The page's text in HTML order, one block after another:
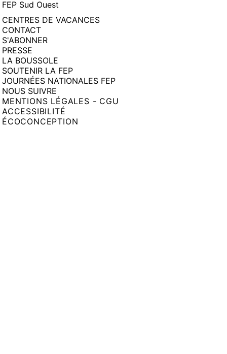
FEP Sud Ouest
CENTRES DE VACANCES
CONTACT
S'ABONNER
PRESSE
LA BOUSSOLE
SOUTENIR LA FEP
JOURNÉES NATIONALES FEP
NOUS SUIVRE
MENTIONS LÉGALES - CGU
ACCESSIBILITÉ
ÉCOCONCEPTION